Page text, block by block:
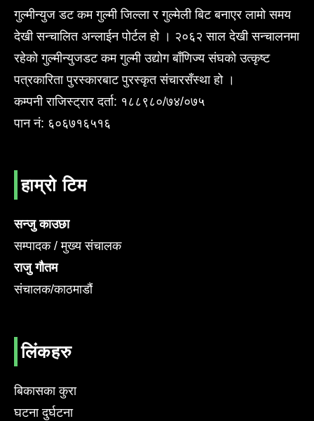
गुल्मीन्युज डट कम गुल्मी जिल्ला र गुल्मेली बिट बनाएर लामो समय
देखी सन्चालित अन्लाईन पोर्टल हो । २०६२ साल देखी सन्चालनमा
रहेको गुल्मीन्युजडट कम गुल्मी उद्योग बाँणिज्य संघको उत्कृष्ट
पत्रकारिता पुरस्कारबाट पुरस्कृत संचारसँस्था हो ।
कम्पनी राजिस्ट्रार दर्ता: १८८९८०/७४/०७५
पान नं: ६०६७१६५१६
हाम्रो टिम
सन्जु काउछा
सम्पादक / मुख्य संचालक
राजु गौतम
संचालक/काठमाडौं
लिंकहरु
बिकासका कुरा
घटना दुर्घटना